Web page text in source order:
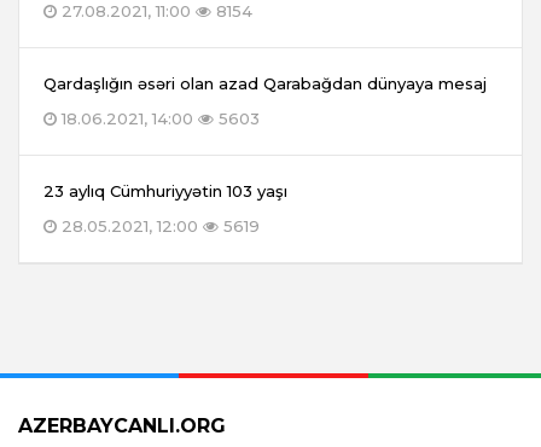
27.08.2021, 11:00
8154
Qardaşlığın əsəri olan azad Qarabağdan dünyaya mesaj
18.06.2021, 14:00
5603
23 aylıq Cümhuriyyətin 103 yaşı
28.05.2021, 12:00
5619
AZERBAYCANLI.ORG